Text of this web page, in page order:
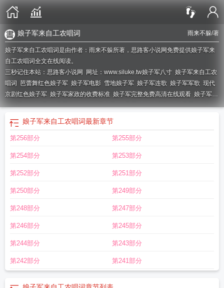
雨来不躲/著
娘子军来自工农唱词
娘子军来自工农唱词是由作者：雨来不躲所著，思路客小说网免费提供娘子军来
自工农唱词全文在线阅读。
三秒记住本站：思路客小说网 网址：www.siluke.tw娘子军八寸 娘子军来自工农
唱词 芭蕾舞红色娘子军 娘子军电影 雪地娘子军 娘子军连歌 娘子军军歌 现代
京剧红色娘子军 娘子军家政的收费标准 娘子军完整免费高清在线观看 娘子军家
政公司总部在哪娘子军家政服务有限公司娘子军连歌舞蹈视频娘子军的创始人
娘子军传奇 娘子军是什么意思 娘子军连歌原唱
地娘子军
军连歌歌词原版
娘子军连歌汲取了哪些戏曲和民歌作为素材
政公司
娘子军是哪个公主 娘子军电影在线观看 娘子军连歌歌词
娘子军来自工农唱词最新章节
第256部分 第255部分
第254部分 第253部分
第252部分 第251部分
第250部分 第249部分
第248部分 第247部分
第246部分 第245部分
第244部分 第243部分
第242部分 第241部分